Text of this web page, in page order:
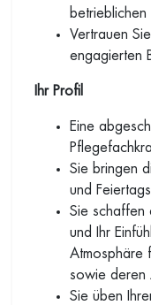
Vertrauen
engagierten
Ihr Profil
Eine
Sie bringen
und
Sie schaffen
und Ihr
Atmosphäre
sowie deren
Sie üben